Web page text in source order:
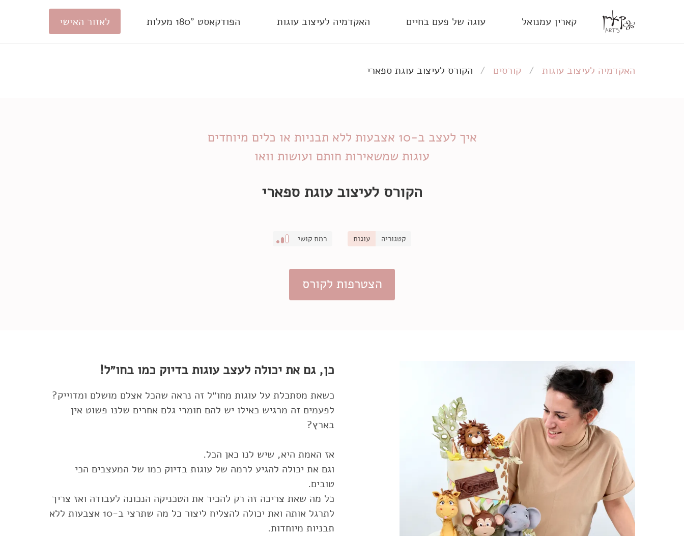
קארין עמנואל עוגה של פעם בחיים האקדמיה לעיצוב עוגות הפודקאסט 180° מעלות לאזור האישי
האקדמיה לעיצוב עוגות קורסים הקורס לעיצובעוגת ספארי
עוגות שמשאירות חותם ועושות וואו
הקורס לעיצובעוגת ספארי
קטגוריה עוגות רמת קושי
הצטרפות לקורס
כן, גם את יכולה לעצב עוגות בדיוק כמו בחו״ל!
לפעמים זה מרגיש כאילו יש להם חומרי גלם אחרים שלנו פשוט אין
וגם את יכולה להגיע לרמה של עוגות בדיוק כמו של המעצבים הכי
כל מה שאת צריכה זה רק להכיר את הטכניקה הנכונה לעבודה ואז צריך
לתרגל אותה ואת יכולה להצליח ליצור כל מה שתרצי ב-10 אצבעות ללא